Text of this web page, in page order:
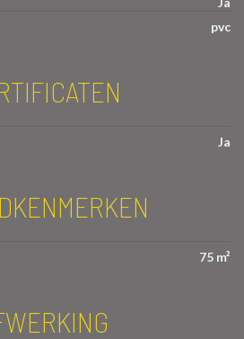
pvc
Ja
75 m²